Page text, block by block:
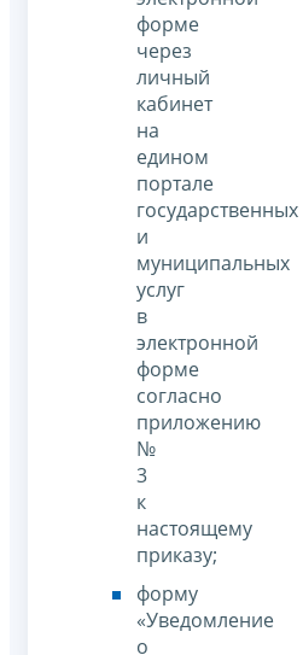
форме
через
личный
кабинет
на
едином
портале
государственных
и
муниципальных
услуг
в
электронной
форме
согласно
приложению
№
3
к
настоящему
приказу;
форму
«Уведомление
о